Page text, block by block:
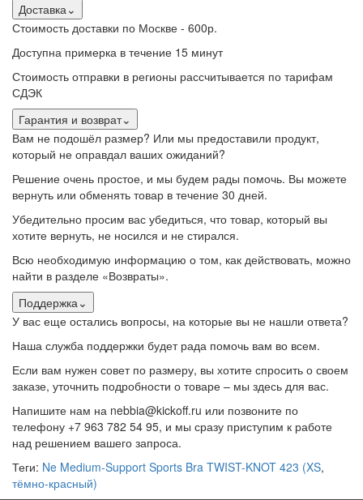
Доставка⌄
Стоимость доставки по Москве - 600р.
Доступна примерка в течение 15 минут
Стоимость отправки в регионы рассчитывается по тарифам
СДЭК
Гарантия и возврат⌄
Вам не подошёл размер? Или мы предоставили продукт,
который не оправдал ваших ожиданий?
Решение очень простое, и мы будем рады помочь. Вы можете
вернуть или обменять товар в течение 30 дней.
Убедительно просим вас убедиться, что товар, который вы
хотите вернуть, не носился и не стирался.
Всю необходимую информацию о том, как действовать, можно
найти в разделе «Возвраты».
Поддержка⌄
У вас еще остались вопросы, на которые вы не нашли ответа?
Наша служба поддержки будет рада помочь вам во всем.
Если вам нужен совет по размеру, вы хотите спросить о своем
заказе, уточнить подробности о товаре – мы здесь для вас.
Напишите нам на nebbia@kickoff.ru или позвоните по
телефону +7 963 782 54 95, и мы сразу приступим к работе
над решением вашего запроса.
Теги: Ne Medium-Support Sports Bra TWIST-KNOT 423 (XS,
тёмно-красный)